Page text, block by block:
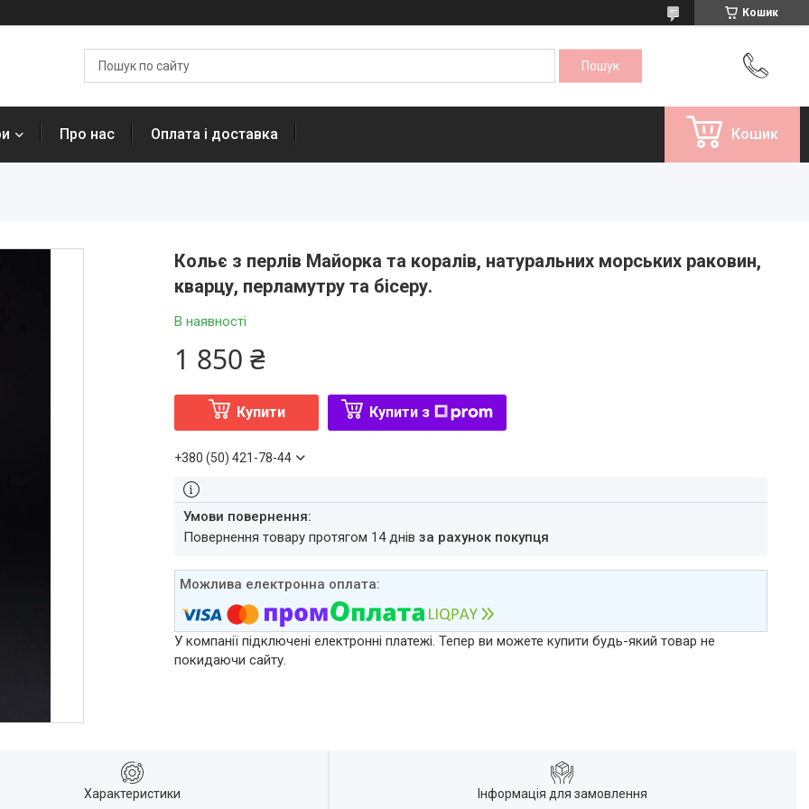
Кошик
Про нас Оплата і доставка Кошик
Кольє з перлів Майорка та коралів, натуральних морських раковин,
кварцу, перламутру та бісеру.
В наявності
1 850 ₴
Купити Купити з
+380 (50) 421-78-44
повернення товару протягом 14 днівза рахунок покупця
У компанії підключені електронні платежі. Тепер ви можете купити будь-який товар не
покидаючи сайту.
Характеристики Інформація для замовлення